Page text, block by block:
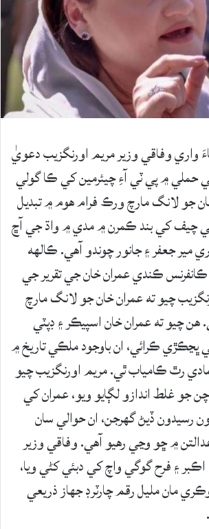
واري وفاقي وزير مريم اورنگزيب دعويٰ
حملي ۾ پي ٽي آءِ چيئرمين کي ڪا گولي
جو لانگ مارچ ورڪ فرام هوم ۾ تبديل
چيف کي بند ڪمرن ۾ مدي ۾ واڌ جي آڇ
مير جعفر ۽ جانور چوندو آهي. ڪالهه
ڪندي عمران خان جي تقرير جي
چيو ته عمران خان جو لانگ مارچ
چيو ته عمران خان اسپيڪر ۽ ڊپٽي
ڀڃڪڙي ڪرائي، ان باوجود ملڪي تاريخ ۾
رٿ ڪامياب ٿي. مريم اورنگزيب چيو
جو غلط اندازو لڳايو ويو، عمران کي
ڏيڻ گهرجن، ان حوالي سان
۾ ڇو وڃي رهيو آهي. وفاقي وزير
۽ فرح گوگي واچ کي دبئي کڻي ويا،
مان مليل رقم چارٽرڊ جهاز ذريعي